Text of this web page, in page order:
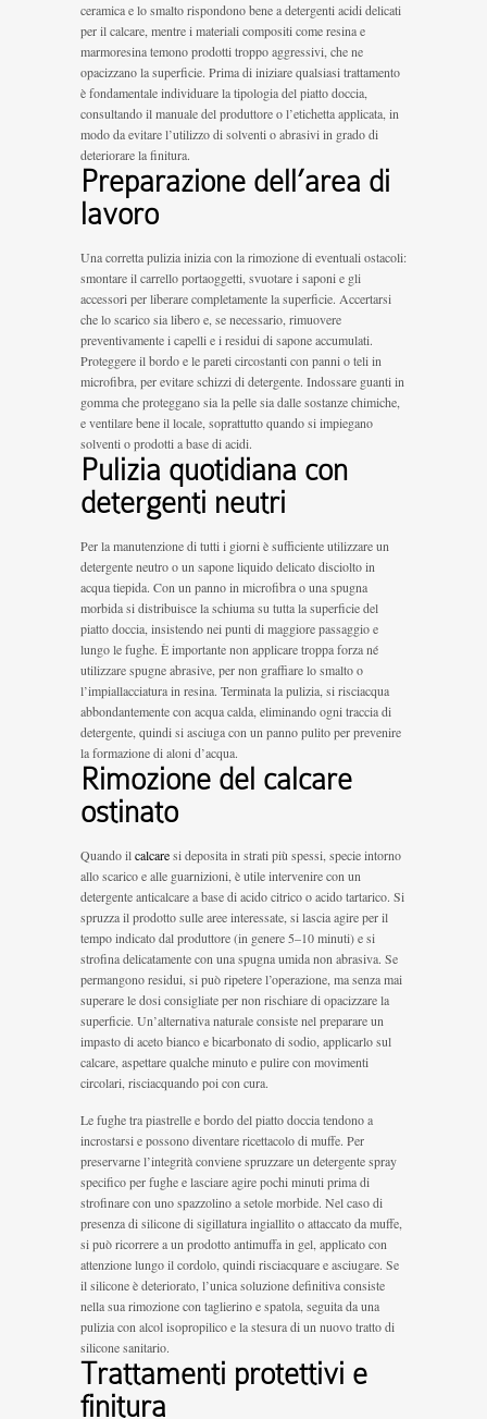
ceramica e lo smalto rispondono bene a detergenti acidi delicati
per il calcare, mentre i materiali compositi come resina e
marmoresina temono prodotti troppo aggressivi, che ne
opacizzano la superficie. Prima di iniziare qualsiasi trattamento
è fondamentale individuare la tipologia del piatto doccia,
consultando il manuale del produttore o l’etichetta applicata, in
modo da evitare l’utilizzo di solventi o abrasivi in grado di
deteriorare la finitura.
Preparazione dell’area di
lavoro
Una corretta pulizia inizia con la rimozione di eventuali ostacoli:
smontare il carrello portaoggetti, svuotare i saponi e gli
accessori per liberare completamente la superficie. Accertarsi
che lo scarico sia libero e, se necessario, rimuovere
preventivamente i capelli e i residui di sapone accumulati.
Proteggere il bordo e le pareti circostanti con panni o teli in
microfibra, per evitare schizzi di detergente. Indossare guanti in
gomma che proteggano sia la pelle sia dalle sostanze chimiche,
e ventilare bene il locale, soprattutto quando si impiegano
solventi o prodotti a base di acidi.
Pulizia quotidiana con
detergenti neutri
Per la manutenzione di tutti i giorni è sufficiente utilizzare un
detergente neutro o un sapone liquido delicato disciolto in
acqua tiepida. Con un panno in microfibra o una spugna
morbida si distribuisce la schiuma su tutta la superficie del
piatto doccia, insistendo nei punti di maggiore passaggio e
lungo le fughe. È importante non applicare troppa forza né
utilizzare spugne abrasive, per non graffiare lo smalto o
l’impiallacciatura in resina. Terminata la pulizia, si risciacqua
abbondantemente con acqua calda, eliminando ogni traccia di
detergente, quindi si asciuga con un panno pulito per prevenire
la formazione di aloni d’acqua.
Rimozione del calcare
ostinato
Quando ilcalcaresi deposita in strati più spessi, specie intorno
allo scarico e alle guarnizioni, è utile intervenire con un
detergente anticalcare a base di acido citrico o acido tartarico. Si
spruzza il prodotto sulle aree interessate, si lascia agire per il
tempo indicato dal produttore (in genere 5–10 minuti) e si
strofina delicatamente con una spugna umida non abrasiva. Se
permangono residui, si può ripetere l’operazione, ma senza mai
superare le dosi consigliate per non rischiare di opacizzare la
superficie. Un’alternativa naturale consiste nel preparare un
impasto di aceto bianco e bicarbonato di sodio, applicarlo sul
calcare, aspettare qualche minuto e pulire con movimenti
circolari, risciacquando poi con cura.
Le fughe tra piastrelle e bordo del piatto doccia tendono a
incrostarsi e possono diventare ricettacolo di muffe. Per
preservarne l’integrità conviene spruzzare un detergente spray
specifico per fughe e lasciare agire pochi minuti prima di
strofinare con uno spazzolino a setole morbide. Nel caso di
presenza di silicone di sigillatura ingiallito o attaccato da muffe,
si può ricorrere a un prodotto antimuffa in gel, applicato con
attenzione lungo il cordolo, quindi risciacquare e asciugare. Se
il silicone è deteriorato, l’unica soluzione definitiva consiste
nella sua rimozione con taglierino e spatola, seguita da una
pulizia con alcol isopropilico e la stesura di un nuovo tratto di
silicone sanitario.
Trattamenti protettivi e
finitura